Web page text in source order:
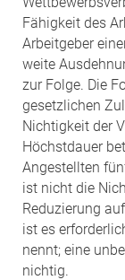
Fähigkeit des
Arbeitgeber
weite
zur Folge. Die
gesetzlichen
Nichtigkeit der
Höchstdauer
Angestellten
ist nicht die
Reduzierung
ist es
nennt; eine
nichtig.